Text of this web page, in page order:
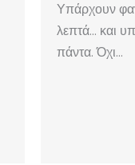
Υπάρχουν
λεπτά… και
πάντα. Όχι…